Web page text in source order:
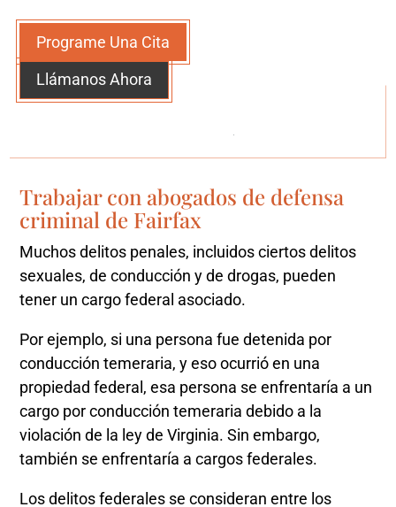
Programe Una Cita
Llámanos Ahora
Trabajar con abogados de defensa
criminal de Fairfax
Muchos delitos penales, incluidos ciertos delitos
sexuales, de conducción y de drogas, pueden
tener un cargo federal asociado.
Por ejemplo, si una persona fue detenida por
conducción temeraria, y eso ocurrió en una
propiedad federal, esa persona se enfrentaría a un
cargo por conducción temeraria debido a la
violación de la ley de Virginia. Sin embargo,
también se enfrentaría a cargos federales.
Los delitos federales se consideran entre los